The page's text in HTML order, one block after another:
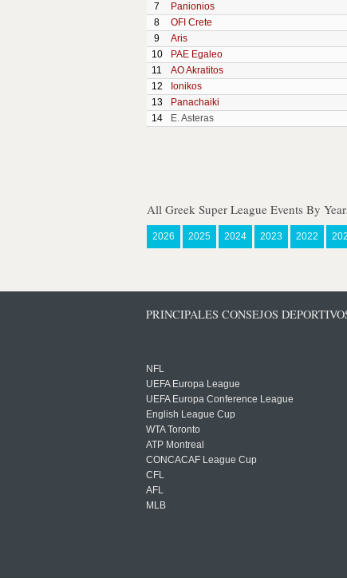
7
Panionios
8
OFI Crete
9
Aris
10
PAE Egaleo
11
AO Akratitos
12
Ionikos
13
Panachaiki
14
E. Asteras
All Greek Super League Events By
2026 2025 2024 2023 2022
PRINCIPALES CONSEJOS
NFL
UEFA Europa League
UEFA Europa Conference League
English League Cup
WTA Toronto
ATP Montreal
CONCACAF League Cup
CFL
AFL
MLB